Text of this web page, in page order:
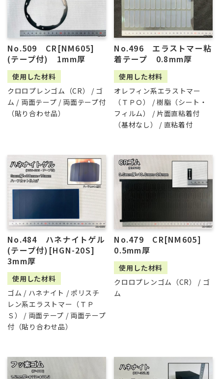
No.509 CR[NM605]
(テープ付) 1mm厚
使用した材料
クロロプレンゴム（CR） / ゴ
ム / 両面テープ / 両面テープ付
（貼り合わせ品）
No.496 エラストマー粘
着テープ 0.8mm厚
使用した材料
オレフィン系エラストマー
（ＴＰＯ） / 樹脂（シート・
フィルム） / 片面直粘着付
（基材なし） / 直粘着付
No.484 ハネナイトゲル
(テープ付)[HGN-20S]
3mm厚
使用した材料
ゴム / ハネナイト / ポリスチ
レン系エラストマー（ＴＰ
Ｓ） / 両面テープ / 両面テープ
付（貼り合わせ品）
No.479 CR[NM605]
0.5mm厚
使用した材料
クロロプレンゴム（CR） / ゴ
ム